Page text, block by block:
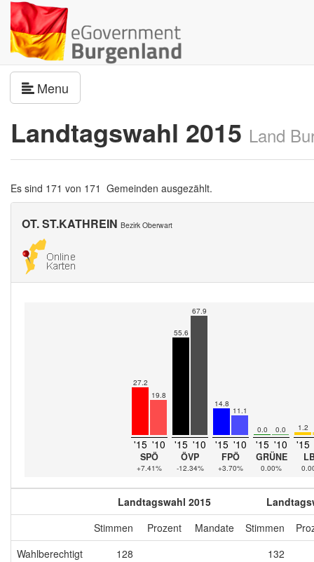
Menu
Landtagswahl 2015 Land
Es sind 171 von 171 Gemeinden ausgezählt.
OT. ST.KATHREIN Bezirk Oberwart
27.2
19.8
'15 '10
SPÖ
+7.41%
55.6
67.9
'15 '10
ÖVP
-12.34%
14.8
11.1
'15 '10
FPÖ
+3.70%
0.0 0.0
'15 '10
GRÜNE
0.00%
1.2
'15
Landtagswahl 2015
Stimmen
Prozent Mandate Stimmen
Wahlberechtigt
128
132